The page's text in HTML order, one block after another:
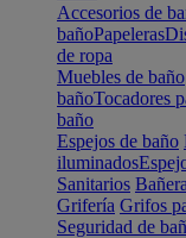
Accesorios de
bañoPapeleras
de ropa
Muebles de baño
bañoTocadores
baño
Espejos de baño
iluminados
Sanitarios
Grifería Grifos
Seguridad de